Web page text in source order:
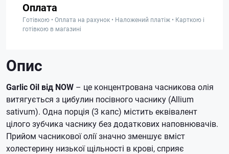
Оплата
Готівкою • Оплата на рахунок • Наложений платіж • Карткою і
готівкою в магазині
Опис
Garlic Oil від NOW – це концентрована часникова олія
витягується з цибулин посівного часнику (Allium
sativum). Одна порція (3 капс) містить еквівалент
цілого зубчика часнику без додаткових наповнювачів.
Прийом часникової олії значно зменшує вміст
холестерину низької щільності в крові, сприяє